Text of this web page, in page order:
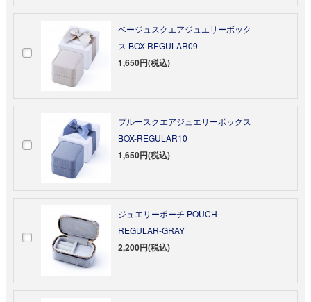
ベージュスクエアジュエリーボック
ス BOX-REGULAR09
1,650円(税込)
ブルースクエアジュエリーボックス
BOX-REGULAR10
1,650円(税込)
ジュエリーポーチ POUCH-
REGULAR-GRAY
2,200円(税込)